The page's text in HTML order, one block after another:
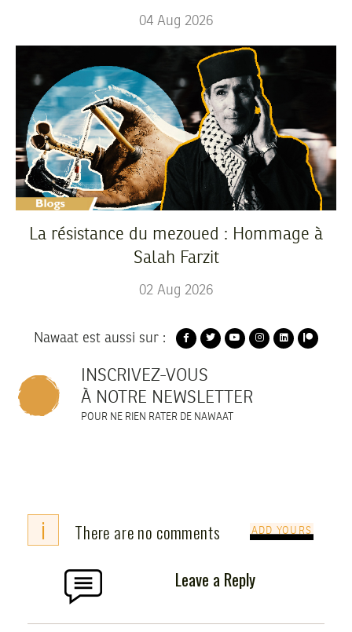
04 Aug 2026
La résistance du mezoued : Hommage à
Salah Farzit
02 Aug 2026
Nawaat est aussi sur :
INSCRIVEZ-VOUS
À NOTRE NEWSLETTER
POUR NE RIEN RATER DE NAWAAT
i There are no comments ADD YOURS
Leave a Reply